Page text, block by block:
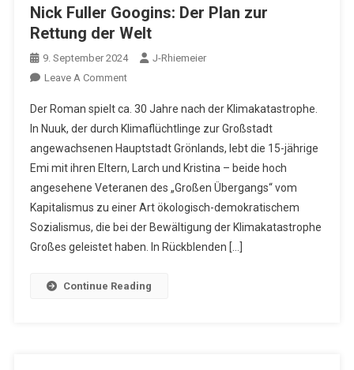
Nick Fuller Googins: Der Plan zur
Rettung der Welt
9. September 2024
J-Rhiemeier
Leave A CommentOn
Fuller
Googins:
Der
Plan
Zur
Rettung
Der
Welt
Der Roman spielt ca. 30 Jahre nach der Klimakatastrophe.
In Nuuk, der durch Klimaflüchtlinge zur Großstadt
angewachsenen Hauptstadt Grönlands, lebt die 15-jährige
Emi mit ihren Eltern, Larch und Kristina – beide hoch
angesehene Veteranen des „Großen Übergangs“ vom
Kapitalismus zu einer Art ökologisch-demokratischem
Sozialismus, die bei der Bewältigung der Klimakatastrophe
Großes geleistet haben. In Rückblenden […]
Continue Reading